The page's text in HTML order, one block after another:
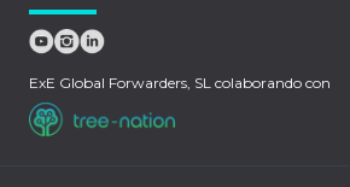
ExE Global Forwarders, SL colaborando con